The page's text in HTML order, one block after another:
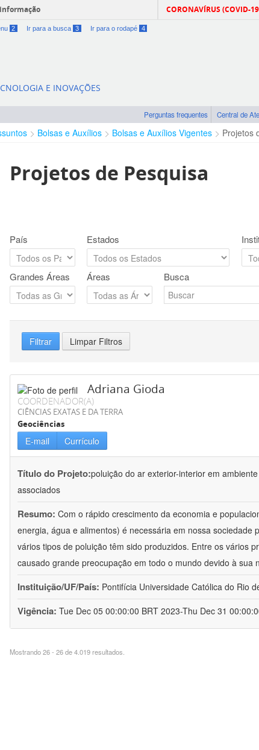
CORONAVÍRUS (COVID-
2 Ir para a busca 3 Ir para o rodapé 4
E INOVAÇÕES
Perguntas frequentes Central de
Bolsas e Auxílios Bolsas e Auxílios Vigentes Projetos
Projetos de Pesquisa
País Estados
Grandes Áreas Áreas Busca
Filtrar Limpar Filtros
Adriana Gioda
COORDENADOR(A)
CIÊNCIAS EXATAS E DA TERRA
Geociências
E-mail Currículo
Título do Projeto:poluição do ar exterior-interior em
associados
Resumo: Com o rápido crescimento da economia e
energia, água e alimentos) é necessária em nossa sociedade
vários tipos de poluição têm sido produzidos. Entre os vários
causado grande preocupação em todo o mundo devido à sua
Instituição/UF/País: Pontifícia Universidade Católica do Rio
Vigência: Tue Dec 05 00:00:00 BRT 2023-Thu Dec 31
Mostrando 26 - 26 de 4.019 resultados.